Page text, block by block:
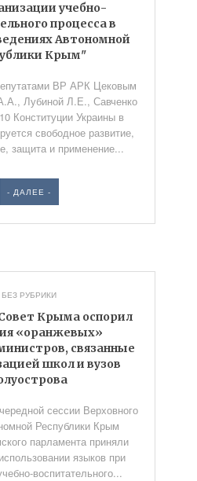
учебно-
процесса в
Автономной
Крым"
ВР АРК Цековым
Лубиной Л.Е., Савченко
Конституции Украины в
свободное развитие,
защита и применение...
- ДАЛЕЕ -
БЕЗ РУБРИКИ
Крыма оспорил
«оранжевых»
связанные
школ и вузов
сессии Верховного
Республики Крым
парламента приняли
языков при
воспитательного...